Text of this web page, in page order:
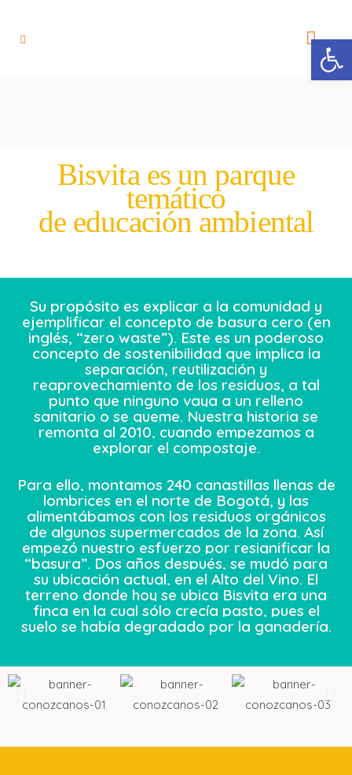
Bisvita es un parque
temático
de educación ambiental
Su propósito es explicar a la comunidad y
ejemplificar el concepto de basura cero (en
inglés, “zero waste”). Este es un poderoso
concepto de sostenibilidad que implica la
separación, reutilización y
reaprovechamiento de los residuos, a tal
punto que ninguno vaya a un relleno
sanitario o se queme. Nuestra historia se
remonta al 2010, cuando empezamos a
explorar el compostaje.
Para ello, montamos 240 canastillas llenas de
lombrices en el norte de Bogotá, y las
alimentábamos con los residuos orgánicos
de algunos supermercados de la zona. Así
empezó nuestro esfuerzo por resignificar la
“basura”. Dos años después, se mudó para
su ubicación actual, en el Alto del Vino. El
terreno donde hoy se ubica Bisvita era una
finca en la cual sólo crecía pasto, pues el
suelo se había degradado por la ganadería.